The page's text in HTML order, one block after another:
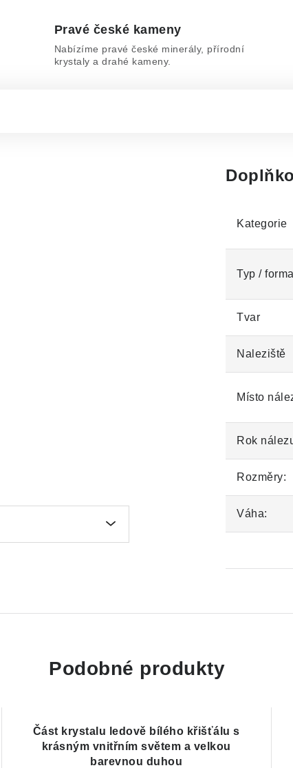
Pravé české kameny
Nabízíme pravé české minerály, přírodní
krystaly a drahé kameny.
Kategorie
Typ / forma
Tvar
Naleziště
Místo
Rok
Rozměry:
Váha:
Podobné produkty
Část krystalu ledově bílého křišťálu s
krásným vnitřním světem a velkou
barevnou duhou